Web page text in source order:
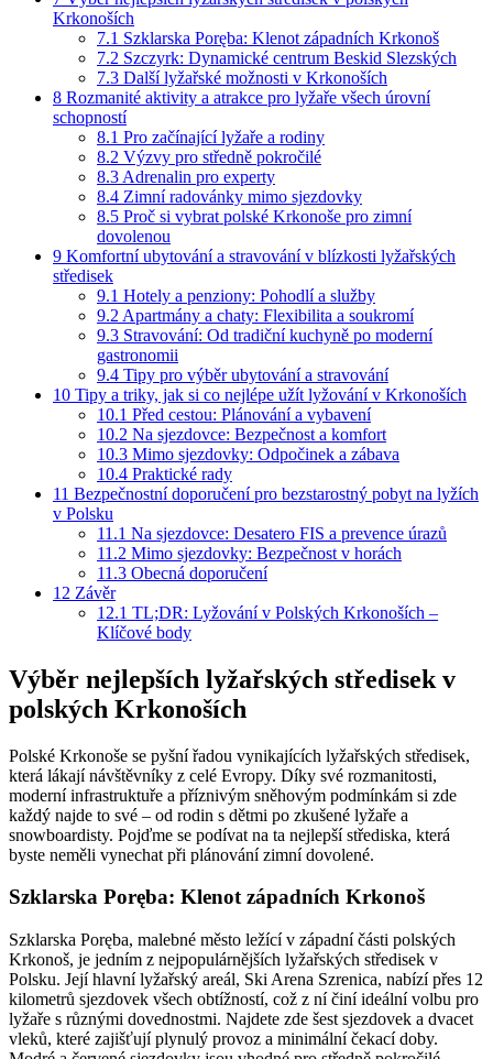
Krkonoších
7.1 Szklarska Poręba: Klenot západních Krkonoš
7.2 Szczyrk: Dynamické centrum Beskid Slezských
7.3 Další lyžařské možnosti v Krkonoších
8 Rozmanité aktivity a atrakce pro lyžaře všech úrovní
schopností
8.1 Pro začínající lyžaře a rodiny
8.2 Výzvy pro středně pokročilé
8.3 Adrenalin pro experty
8.4 Zimní radovánky mimo sjezdovky
8.5 Proč si vybrat polské Krkonoše pro zimní
dovolenou
9 Komfortní ubytování a stravování v blízkosti lyžařských
středisek
9.1 Hotely a penziony: Pohodlí a služby
9.2 Apartmány a chaty: Flexibilita a soukromí
9.3 Stravování: Od tradiční kuchyně po moderní
gastronomii
9.4 Tipy pro výběr ubytování a stravování
10 Tipy a triky, jak si co nejlépe užít lyžování v Krkonoších
10.1 Před cestou: Plánování a vybavení
10.2 Na sjezdovce: Bezpečnost a komfort
10.3 Mimo sjezdovky: Odpočinek a zábava
10.4 Praktické rady
11 Bezpečnostní doporučení pro bezstarostný pobyt na lyžích
v Polsku
11.1 Na sjezdovce: Desatero FIS a prevence úrazů
11.2 Mimo sjezdovky: Bezpečnost v horách
11.3 Obecná doporučení
12 Závěr
12.1 TL;DR: Lyžování v Polských Krkonoších –
Klíčové body
Výběr nejlepších lyžařských středisek v
polských Krkonoších
Polské Krkonoše se pyšní řadou vynikajících lyžařských středisek,
která lákají návštěvníky z celé Evropy. Díky své rozmanitosti,
moderní infrastruktuře a příznivým sněhovým podmínkám si zde
každý najde to své – od rodin s dětmi po zkušené lyžaře a
snowboardisty. Pojďme se podívat na ta nejlepší střediska, která
byste neměli vynechat při plánování zimní dovolené.
Szklarska Poręba: Klenot západních Krkonoš
Szklarska Poręba, malebné město ležící v západní části polských
Krkonoš, je jedním z nejpopulárnějších lyžařských středisek v
Polsku. Její hlavní lyžařský areál, Ski Arena Szrenica, nabízí přes 12
kilometrů sjezdovek všech obtížností, což z ní činí ideální volbu pro
lyžaře s různými dovednostmi. Najdete zde šest sjezdovek a dvacet
vleků, které zajišťují plynulý provoz a minimální čekací doby.